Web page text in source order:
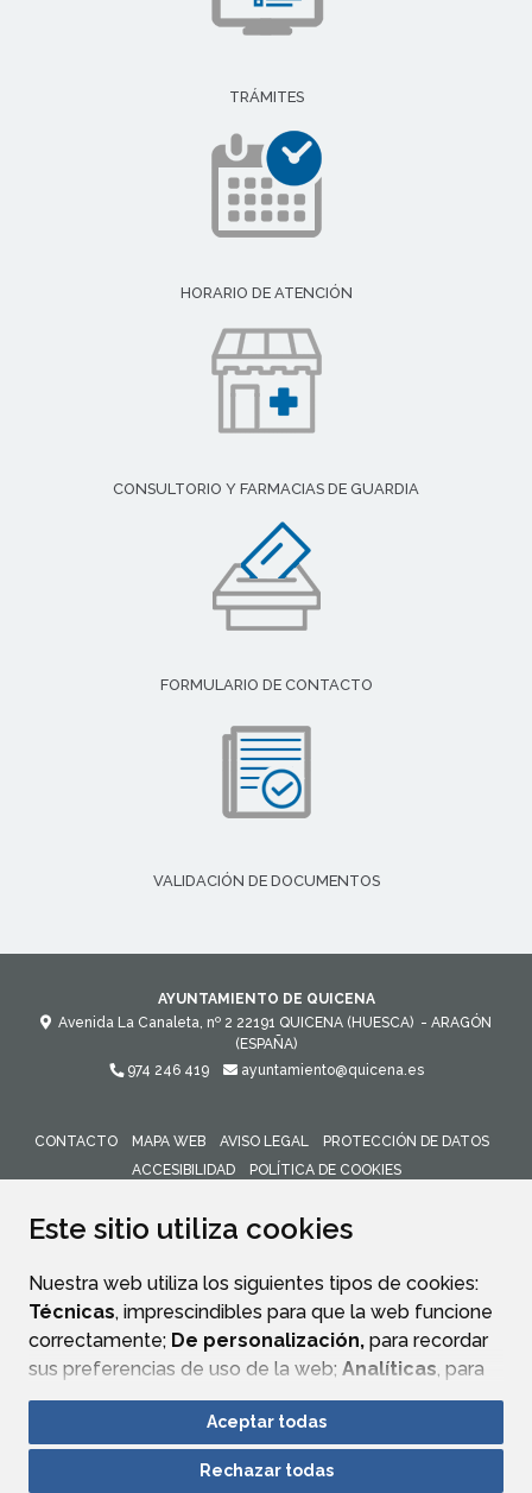
Este sitio utiliza cookies
Nuestra web utiliza los siguientes tipos de cookies:
Técnicas, imprescindibles para que la web funcione
correctamente; De personalización, para recordar
sus preferencias de uso de la web; Analíticas, para
mejorar el funcionamiento de la web y sus servicios.
Si acepta pulsando el botón“Aceptar todas”
consideramos que acepta su uso. Si pulsa el botón
Aceptar todas
Rechazar todas
TRÁMITES
HORARIO DE ATENCIÓN
CONSULTORIO Y FARMACIAS DE GUARDIA
FORMULARIO DE CONTACTO
VALIDACIÓN DE DOCUMENTOS
AYUNTAMIENTO DE QUICENA
Avenida La Canaleta, nº 2 22191 QUICENA (HUESCA) - ARAGÓN
(ESPAÑA)
974 246 419
ayuntamiento@quicena.es
CONTACTO MAPA WEB AVISO LEGAL
PROTECCIÓN DE DATOS
ACCESIBILIDAD
POLÍTICA DE COOKIES